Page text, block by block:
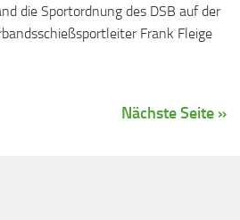
die Sportordnung des DSB auf der
Frank Fleige
Nächste Seite »